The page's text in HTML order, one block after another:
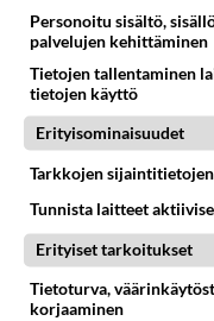
Danny, 83,
teon - Missä
Helmi
Kun yksi
Tämä helppo
Personoitu sisältö,
palvelujen kehittäminen
Tietojen tallentaminen
tietojen käyttö
Erityisominaisuudet
Tarkkojen
Tunnista laitteet
Erityiset tarkoitukset
Tietoturva,
korjaaminen